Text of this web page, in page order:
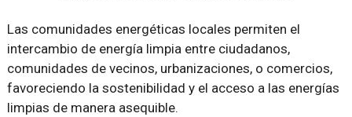
Las comunidades energéticas locales permiten el
intercambio de energía limpia entre ciudadanos,
comunidades de vecinos, urbanizaciones, o comercios,
favoreciendo la sostenibilidad y el acceso a las energías
limpias de manera asequible.